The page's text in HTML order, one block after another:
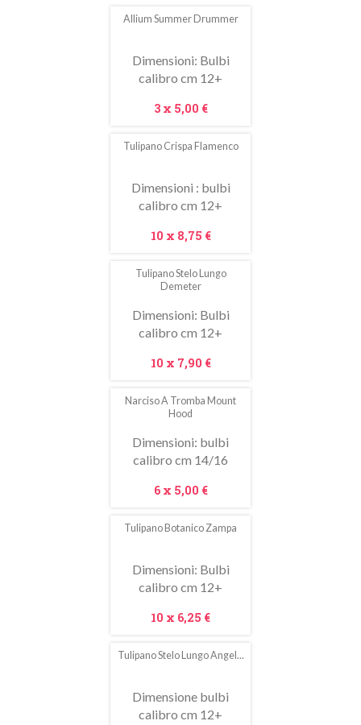
Allium Summer Drummer
Dimensioni: Bulbi
calibro cm 12+
Prezzo
3 x 5,00 €
Tulipano Crispa Flamenco
Dimensioni : bulbi
calibro cm 12+
Prezzo
10 x 8,75 €
Tulipano Stelo Lungo
Demeter
Dimensioni: Bulbi
calibro cm 12+
Prezzo
10 x 7,90 €
Narciso A Tromba Mount
Hood
Dimensioni: bulbi
calibro cm 14/16
Prezzo
6 x 5,00 €
Tulipano Botanico Zampa
Dimensioni: Bulbi
calibro cm 12+
Prezzo
10 x 6,25 €
Tulipano Stelo Lungo Angel...
Dimensione bulbi
calibro cm 12+